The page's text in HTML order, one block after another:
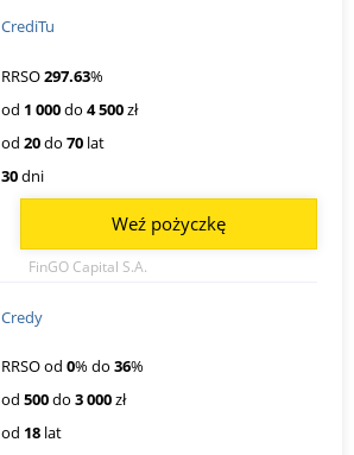
CrediTu
RRSO297.63%
od 1 000do 4 500zł
od 20do 70 lat
30dni
FinGO Capital S.A.
Weź pożyczkę
Credy
RRSO od 0% do 36%
od 500do 3 000zł
od 18 lat